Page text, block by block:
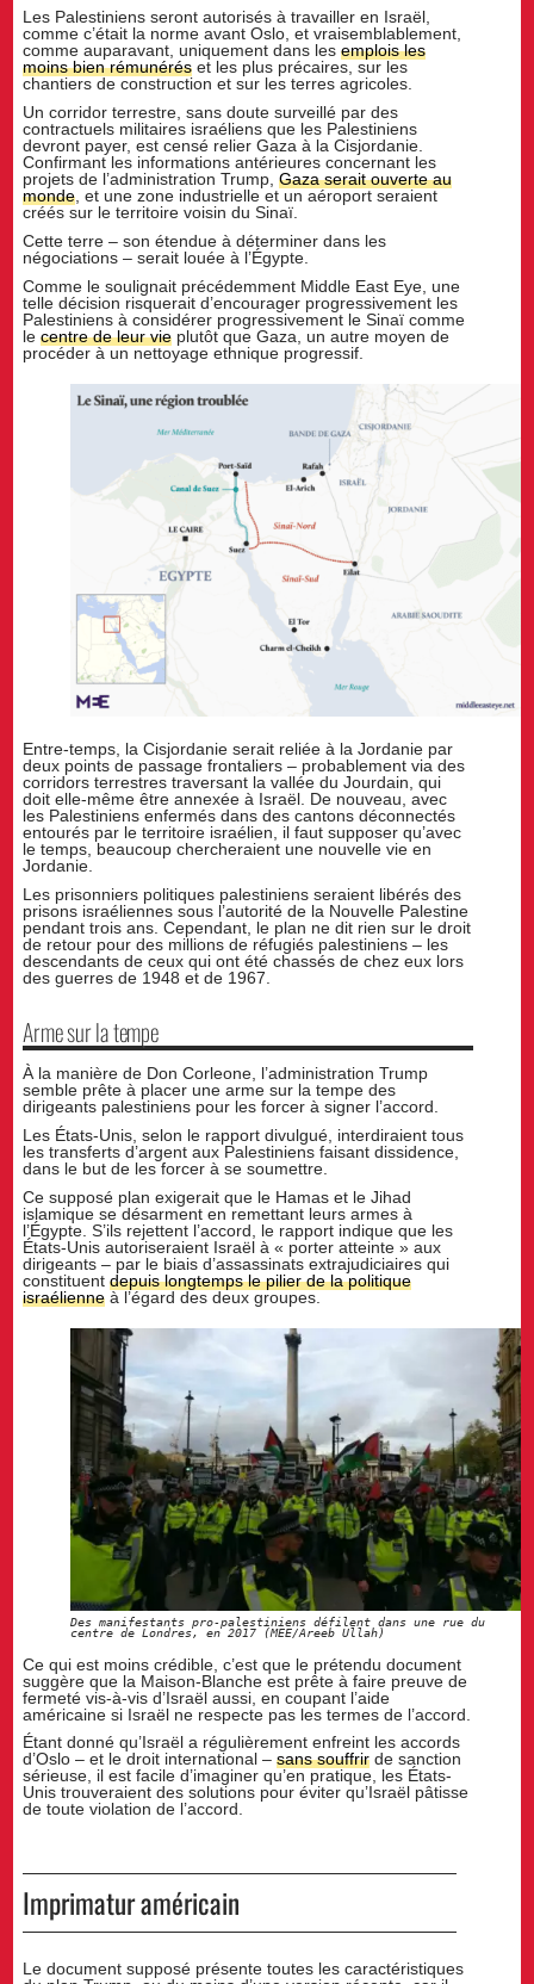
Les Palestiniens seront autorisés à travailler en Israël,
comme c’était la norme avant Oslo, et vraisemblablement,
comme auparavant, uniquement dans lesemplois les
moins bien rémunérés et les plus précaires, sur les
chantiers de construction et sur les terres agricoles.
Un corridor terrestre, sans doute surveillé par des
contractuels militaires israéliens que les Palestiniens
devront payer, est censé relier Gaza à la Cisjordanie.
Confirmant les informations antérieures concernant les
projets de l’administration Trump,Gaza serait ouverte au
monde , et une zone industrielle et un aéroport seraient
créés sur le territoire voisin du Sinaï.
Cette terre – son étendue à déterminer dans les
négociations – serait louée à l’Égypte.
Comme le soulignait précédemment Middle East Eye, une
telle décision risquerait d’encourager progressivement les
Palestiniens à considérer progressivement le Sinaï comme
lecentre de leur vie plutôt que Gaza, un autre moyen de
procéder à un nettoyage ethnique progressif.
Entre-temps, la Cisjordanie serait reliée à la Jordanie par
deux points de passage frontaliers – probablement via des
corridors terrestres traversant la vallée du Jourdain, qui
doit elle-même être annexée à Israël. De nouveau, avec
les Palestiniens enfermés dans des cantons déconnectés
entourés par le territoire israélien, il faut supposer qu’avec
le temps, beaucoup chercheraient une nouvelle vie en
Jordanie.
Les prisonniers politiques palestiniens seraient libérés des
prisons israéliennes sous l’autorité de la Nouvelle Palestine
pendant trois ans. Cependant, le plan ne dit rien sur le droit
de retour pour des millions de réfugiés palestiniens – les
descendants de ceux qui ont été chassés de chez eux lors
des guerres de 1948 et de 1967.
Arme sur la tempe
À la manière de Don Corleone, l’administration Trump
semble prête à placer une arme sur la tempe des
dirigeants palestiniens pour les forcer à signer l’accord.
Les États-Unis, selon le rapport divulgué, interdiraient tous
les transferts d’argent aux Palestiniens faisant dissidence,
dans le but de les forcer à se soumettre.
Ce supposé plan exigerait que le Hamas et le Jihad
islamique se désarment en remettant leurs armes à
l’Égypte. S’ils rejettent l’accord, le rapport indique que les
États-Unis autoriseraient Israël à « porter atteinte » aux
dirigeants – par le biais d’assassinats extrajudiciaires qui
constituentdepuis longtemps le pilier de la politique
israélienne à l’égard des deux groupes.
Des manifestants pro-palestiniens défilent dans une rue du
centre de Londres, en 2017 (MEE/Areeb Ullah)
Ce qui est moins crédible, c’est que le prétendu document
suggère que la Maison-Blanche est prête à faire preuve de
fermeté vis-à-vis d’Israël aussi, en coupant l’aide
américaine si Israël ne respecte pas les termes de l’accord.
Étant donné qu’Israël a régulièrement enfreint les accords
d’Oslo – et le droit international –sans souffrir de sanction
sérieuse, il est facile d’imaginer qu’en pratique, les États-
Unis trouveraient des solutions pour éviter qu’Israël pâtisse
de toute violation de l’accord.
Imprimatur américain
Le document supposé présente toutes les caractéristiques